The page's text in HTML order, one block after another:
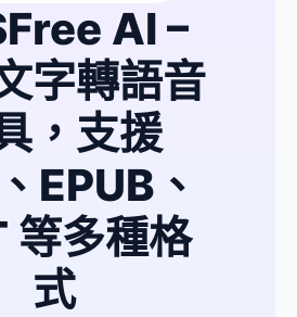
AI –
字轉語音
，支援
EPUB、
等多種格
式